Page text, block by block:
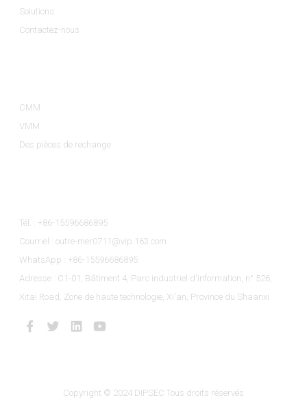
Solutions
Contactez-nous
CMM
VMM
Des pièces de rechange
Tél. : +86-15596686895
Courriel : outre-mer0711@vip.163.com
WhatsApp : +86-15596686895
Adresse : C1-01, Bâtiment 4, Parc industriel d'information, n° 526,
Xitai Road, Zone de haute technologie, Xi'an, Province du Shaanxi
Copyright © 2024 DIPSEC Tous droits réservés